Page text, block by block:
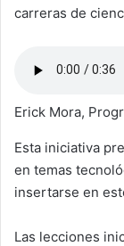
carreras de
Erick Mora,
Esta iniciativa
en temas
insertarse en
Las lecciones